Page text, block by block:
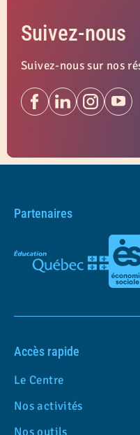
Suivez-nous
Suivez-nous sur nos
Partenaires
Accès rapide
Le Centre
Nos activités
Nos outils